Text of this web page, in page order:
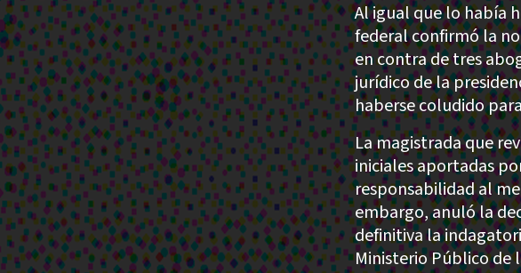
Al igual que lo había
federal confirmó la
en contra de tres
jurídico de la
haberse coludido
La magistrada que
iniciales aportadas
responsabilidad al
embargo, anuló la
definitiva la
Ministerio Público de